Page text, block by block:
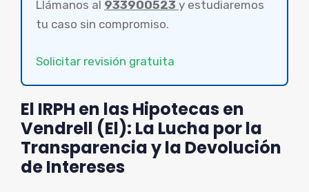
Llámanos al 933900523 y estudiaremos
tu caso sin compromiso.
Solicitar revisión gratuita
El IRPH en las Hipotecas en
Vendrell (El): La Lucha por la
Transparencia y la Devolución
de Intereses